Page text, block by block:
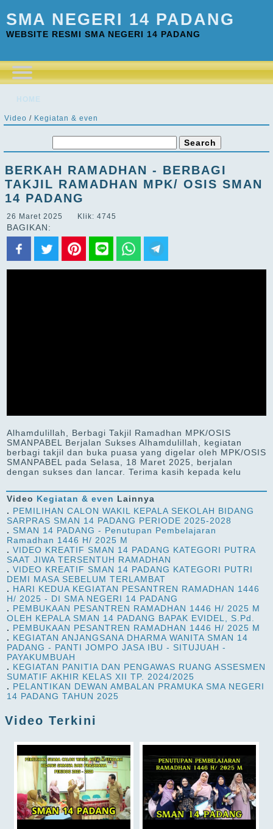
SMA NEGERI 14 PADANG
WEBSITE RESMI SMA NEGERI 14 PADANG
HOME
Video / Kegiatan & even
BERKAH RAMADHAN - BERBAGI
TAKJIL RAMADHAN MPK/ OSIS SMAN
14 PADANG
26 Maret 2025 Klik: 4745
BAGIKAN:
Alhamdulillah, Berbagi Takjil Ramadhan MPK/OSIS
SMANPABEL Berjalan Sukses Alhamdulillah, kegiatan
berbagi takjil dan buka puasa yang digelar oleh MPK/OSIS
SMANPABEL pada Selasa, 18 Maret 2025, berjalan
dengan sukses dan lancar. Terima kasih kepada kelu
Video Kegiatan & even Lainnya
. PEMILIHAN CALON WAKIL KEPALA SEKOLAH BIDANG
SARPRAS SMAN 14 PADANG PERIODE 2025-2028
. SMAN 14 PADANG - Penutupan Pembelajaran
Ramadhan 1446 H/ 2025 M
. VIDEO KREATIF SMAN 14 PADANG KATEGORI PUTRA
SAAT JIWA TERSENTUH RAMADHAN
. VIDEO KREATIF SMAN 14 PADANG KATEGORI PUTRI
DEMI MASA SEBELUM TERLAMBAT
. HARI KEDUA KEGIATAN PESANTREN RAMADHAN 1446
H/ 2025 - DI SMA NEGERI 14 PADANG
. PEMBUKAAN PESANTREN RAMADHAN 1446 H/ 2025 M
OLEH KEPALA SMAN 14 PADANG BAPAK EVIDEL, S.Pd.
. PEMBUKAAN PESANTREN RAMADHAN 1446 H/ 2025 M
. KEGIATAN ANJANGSANA DHARMA WANITA SMAN 14
PADANG - PANTI JOMPO JASA IBU - SITUJUAH -
PAYAKUMBUAH
. KEGIATAN PANITIA DAN PENGAWAS RUANG ASSESMEN
SUMATIF AKHIR KELAS XII TP. 2024/2025
. PELANTIKAN DEWAN AMBALAN PRAMUKA SMA NEGERI
14 PADANG TAHUN 2025
Video Terkini